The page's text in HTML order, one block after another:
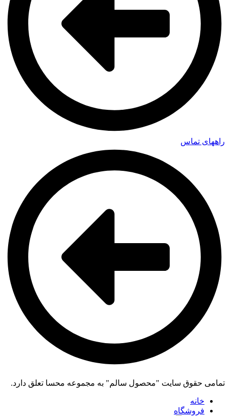
راههای تماس
تمامی حقوق سایت "محصول سالم" به مجموعه محسا تعلق دارد.
خانه
فروشگاه